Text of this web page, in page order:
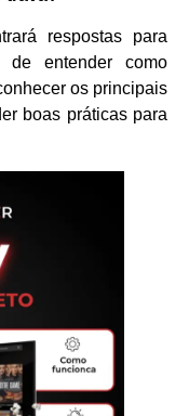
respostas para
de entender como
os principais
boas práticas para